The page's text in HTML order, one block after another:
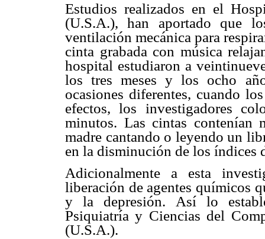
Estudios realizados en el
(U.S.A.), han aportado que
ventilación mecánica para
cinta grabada con música
hospital estudiaron a
los tres meses y los ocho
ocasiones diferentes, cuando
efectos, los investigadores
minutos. Las cintas contenían
madre cantando o leyendo un
en la disminución de los índices
Adicionalmente a esta
liberación de agentes químicos
y la depresión. Así lo
Psiquiatría y Ciencias del
(U.S.A.).